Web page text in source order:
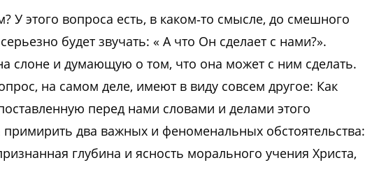
У этого вопроса есть, в каком‑то смысле, до смешного
будет звучать: « А что Он сделает с нами?».
слоне и думающую о том, что она может с ним сделать.
на самом деле, имеют в виду совсем другое: Как
перед нами словами и делами этого
два важных и феноменальных обстоятельства:
глубина и ясность морального учения Христа,